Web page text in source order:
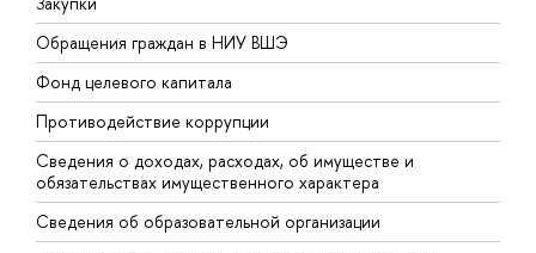
Обращения граждан в НИУ ВШЭ
Фонд целевого капитала
Противодействие коррупции
Сведения о доходах, расходах, об имуществе и
обязательствах имущественного характера
Сведения об образовательной организации